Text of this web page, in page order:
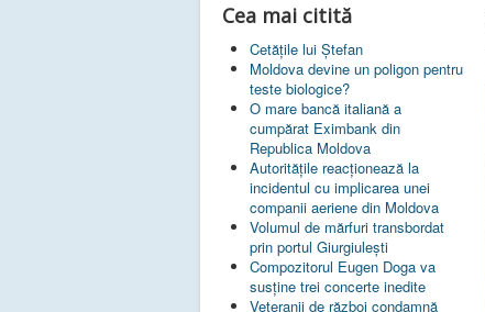
Cea mai citită
Cetățile lui Ștefan
Moldova devine un poligon pentru
teste biologice?
O mare bancă italiană a
cumpărat Eximbank din
Republica Moldova
Autoritățile reacționează la
incidentul cu implicarea unei
companii aeriene din Moldova
Volumul de mărfuri transbordat
prin portul Giurgiulești
Compozitorul Eugen Doga va
susţine trei concerte inedite
Veteranii de război condamnă